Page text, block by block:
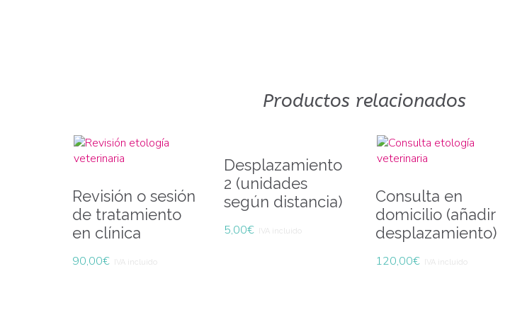
Productos relacionados
Revisión o sesión
de tratamiento
en clínica
90,00€ IVA incluido
Desplazamiento
2 (unidades
según distancia)
5,00€ IVA incluido
Consulta en
domicilio (añadir
desplazamiento)
120,00€ IVA incluido